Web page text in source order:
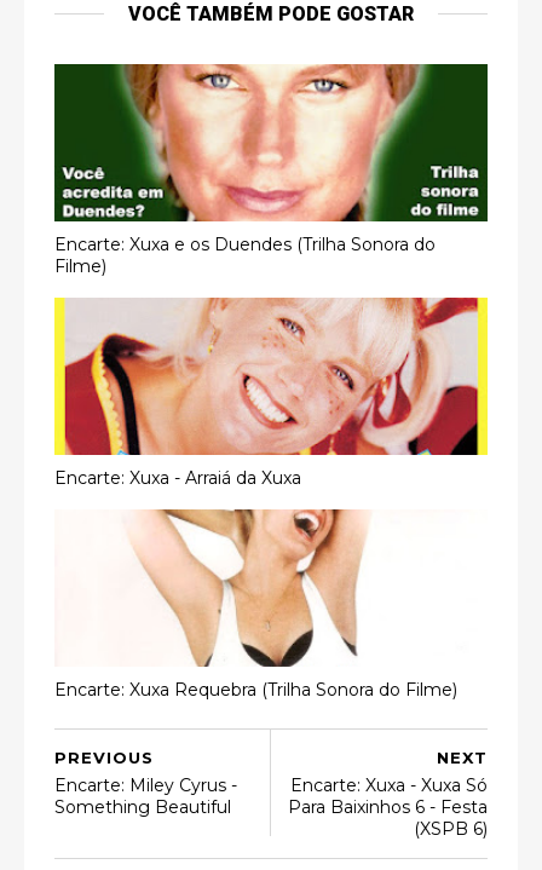
VOCÊ TAMBÉM PODE GOSTAR
Encarte: Xuxa e os Duendes (Trilha Sonora do
Filme)
Encarte: Xuxa - Arraiá da Xuxa
Encarte: Xuxa Requebra (Trilha Sonora do Filme)
NEXT
Encarte: Xuxa - Xuxa Só
Para Baixinhos 6 - Festa
(XSPB 6)
PREVIOUS
Encarte: Miley Cyrus -
Something Beautiful